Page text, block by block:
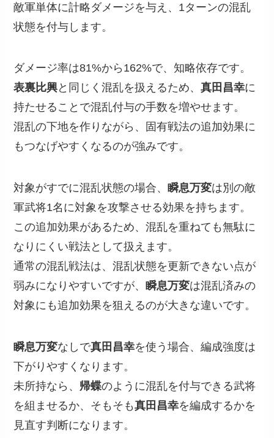
敵軍単体に計略ダメージを与え、1ターンの混乱
状態を付与します。
ダメージ率は81%から162%で、知略依存です。
表裏比興と同じく混乱を扱えるため、真田昌幸に
持たせることで混乱付与の手数を増やせます。
混乱の下地を作りながら、固有戦法の追加効果に
もつなげやすくなるのが強みです。
対象がすでに混乱状態の場合、 瞬息万変は別の敵
軍武将1名に対象を攻撃させる効果を持ちます。
この追加効果があるため、混乱を重ねても無駄に
なりにくい戦法として扱えます。
通常の混乱戦法は、混乱状態を更新できない点が
弱みになりやすいですが、 瞬息万変は混乱済みの
対象にも追加効果を狙えるのが大きな違いです。
瞬息万変なしで真田昌幸を使う場合、編成強度は
下がりやすくなります。
未所持なら、 帰蝶のように混乱を付与できる武将
を組ませるか、そもそも真田昌幸を編成するかを
見直す判断になります。